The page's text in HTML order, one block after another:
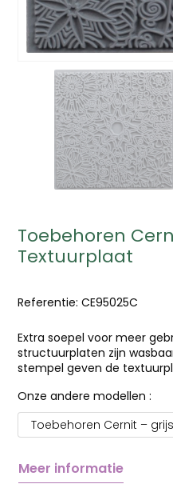
Toebehoren
Textuurplaat
Referentie: CE95025C
Extra soepel voor meer
structuurplaten zijn
stempel geven de
Onze andere modellen :
Toebehoren Cernit –
Meer informatie